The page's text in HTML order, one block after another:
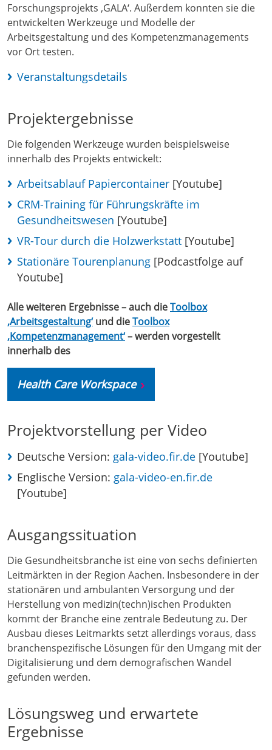
Forschungsprojekts ‚GALA‘. Außerdem konnten sie die
entwickelten Werkzeuge und Modelle der
Arbeitsgestaltung und des Kompetenzmanagements
vor Ort testen.
Veranstaltungsdetails
Projektergebnisse
Die folgenden Werkzeuge wurden beispielsweise
innerhalb des Projekts entwickelt:
Arbeitsablauf Papiercontainer [Youtube]
CRM-Training für Führungskräfte im
Gesundheitswesen [Youtube]
VR-Tour durch die Holzwerkstatt [Youtube]
Stationäre Tourenplanung [Podcastfolge auf
Youtube]
Alle weiteren Ergebnisse – auch dieToolbox
‚Arbeitsgestaltung‘und dieToolbox
‚Kompetenzmanagement‘– werden vorgestellt
innerhalb des
Health Care Workspace
Projektvorstellung per Video
Deutsche Version: gala-video.fir.de [Youtube]
Englische Version: gala-video-en.fir.de
[Youtube]
Ausgangssituation
Die Gesundheitsbranche ist eine von sechs definierten
Leitmärkten in der Region Aachen. Insbesondere in der
stationären und ambulanten Versorgung und der
Herstellung von medizin(techn)ischen Produkten
kommt der Branche eine zentrale Bedeutung zu. Der
Ausbau dieses Leitmarkts setzt allerdings voraus, dass
branchenspezifische Lösungen für den Umgang mit der
Digitalisierung und dem demografischen Wandel
gefunden werden.
Lösungsweg und erwartete
Ergebnisse